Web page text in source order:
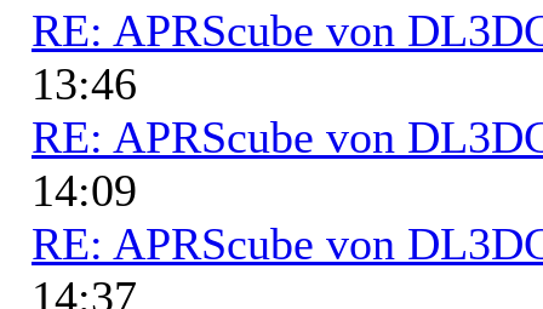
RE: APRScube von
13:46
RE: APRScube von
14:09
RE: APRScube von
14:37